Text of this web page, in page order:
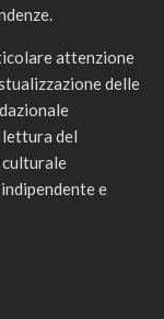
attenzione
delle
lettura del
e